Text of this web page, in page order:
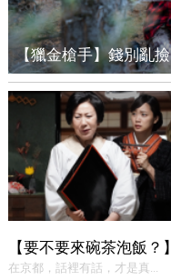
【獵金槍手】錢別亂撿
在京都，話裡有話，才是真...